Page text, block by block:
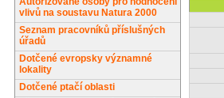
vlivů na soustavu Natura 2000
Seznam pracovníků příslušných
úřadů
Dotčené evropsky významné
lokality
Dotčené ptačí oblasti